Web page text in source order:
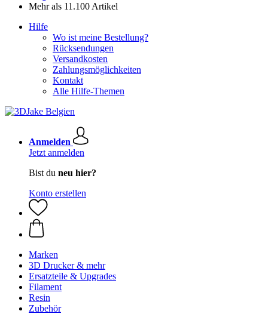
Mehr als 11.100 Artikel
Hilfe
Wo ist meine Bestellung?
Rücksendungen
Versandkosten
Zahlungsmöglichkeiten
Kontakt
Alle Hilfe-Themen
Anmelden
Jetzt anmelden
Bist du neu hier?
Konto erstellen
Marken
3D Drucker & mehr
Ersatzteile & Upgrades
Filament
Resin
Zubehör